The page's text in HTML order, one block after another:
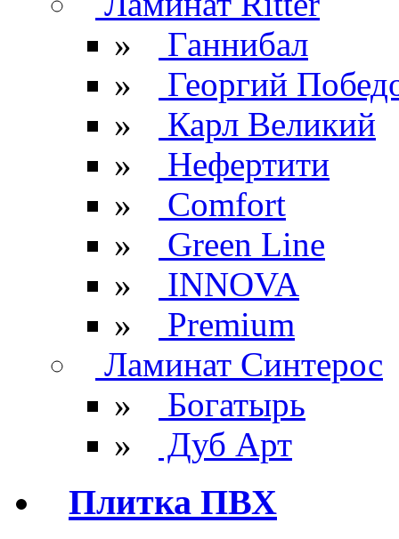
»
Ганнибал
»
Георгий
»
Карл Великий
»
Нефертити
»
Comfort
»
Green Line
»
INNOVA
»
Premium
Ламинат Синтерос
»
Богатырь
»
Дуб Арт
Плитка ПВХ